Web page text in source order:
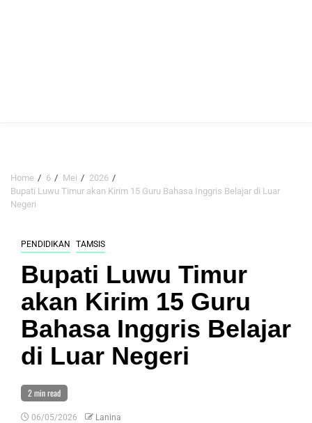
Home 6 Mei
2026
Bupati Luwu Timur akan Kirim 15 Guru Bahasa Inggris Belajar di Luar
Negeri
PENDIDIKAN TAMSIS
Bupati Luwu Timur
akan Kirim 15 Guru
Bahasa Inggris Belajar
di Luar Negeri
2 min read
06/05/2026 Lanina